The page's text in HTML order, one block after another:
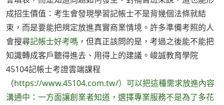
成招生價值：考生會發現學習記帳士不是背幾個法條就結
束，而是要能把規定放進真實商業情境。許多準備考照的人
會搜尋記帳士好考嗎 ，但真正該問的是，考過之後能不能把
知識轉成客戶聽得進去、用得上的建議。峻誠教育學院
45104記帳士考證雲端課程
（https://www.45104.com.tw/）可以把這種需求放進內容
溝通中：一方面讓創業者知道，選擇專業服務不是為了多花